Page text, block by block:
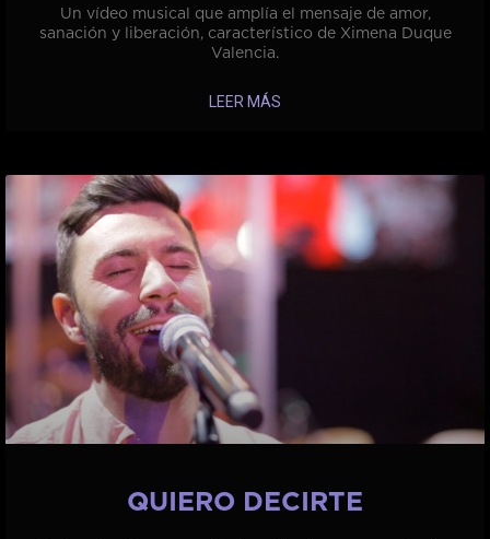
Un vídeo musical que amplía el mensaje de amor,
sanación y liberación, característico de Ximena Duque
Valencia.
LEER MÁS
QUIERO DECIRTE